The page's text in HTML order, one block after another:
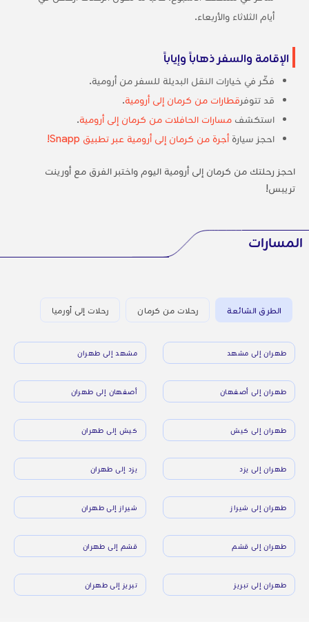
أيام الثلاثاء والأربعاء.
الإقامة والسفر ذهاباً وإياباً
فكّر في خيارات النقل البديلة للسفر من أرومية.
قد تتوفرقطارات من كرمان إلى أرومية.
استكشف مسارات الحافلات من كرمان إلى أرومية.
احجز سيارةأجرة من كرمان إلى أرومية عبر تطبيق Snapp!
احجز رحلتك من كرمان إلى أرومية اليوم واختبر الفرق مع أورينت
تريبس!
المسارات
الطرق الشائعة رحلات من كرمان رحلات إلى أورميا
طهران إلى مشهد مشهد إلى طهران
طهران إلى أصفهان أصفهان إلى طهران
طهران إلى كيش كيش إلى طهران
طهران إلى يزد يزد إلى طهران
طهران إلى شيراز شيراز إلى طهران
طهران إلى قشم قشم إلى طهران
طهران إلى تبريز تبريز إلى طهران